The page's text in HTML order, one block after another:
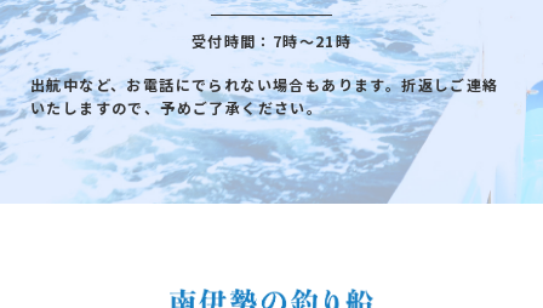
受付時間：7時～21時
出航中など、お電話にでられない場合もあります。折返しご連絡
いたしますので、予めご了承ください。